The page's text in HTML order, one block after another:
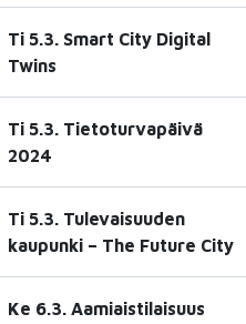
Ti 5.3. Smart City Digital
Twins
Ti 5.3. Tietoturvapäivä
2024
Ti 5.3. Tulevaisuuden
kaupunki – The Future City
Ke 6.3. Aamiaistilaisuus